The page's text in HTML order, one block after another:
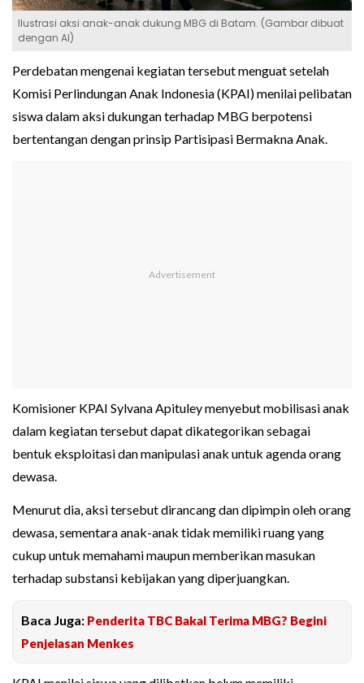
Ilustrasi aksi anak-anak dukung MBG di Batam. (Gambar dibuat
dengan AI)
Perdebatan mengenai kegiatan tersebut menguat setelah
Komisi Perlindungan Anak Indonesia (KPAI) menilai pelibatan
siswa dalam aksi dukungan terhadap MBG berpotensi
bertentangan dengan prinsip Partisipasi Bermakna Anak.
Komisioner KPAI Sylvana Apituley menyebut mobilisasi anak
dalam kegiatan tersebut dapat dikategorikan sebagai
bentuk eksploitasi dan manipulasi anak untuk agenda orang
dewasa.
Menurut dia, aksi tersebut dirancang dan dipimpin oleh orang
dewasa, sementara anak-anak tidak memiliki ruang yang
cukup untuk memahami maupun memberikan masukan
terhadap substansi kebijakan yang diperjuangkan.
Baca Juga: Penderita TBC Bakal Terima MBG? Begini
Penjelasan Menkes